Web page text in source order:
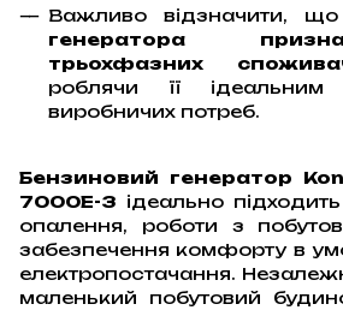
Важливо відзначити, що
генератора
трьохфазних
роблячи її
виробничих потреб.
Бензиновий генератор
7000E-3 ідеально
опалення, роботи з
забезпечення комфорту в
електропостачання.
маленький побутовий